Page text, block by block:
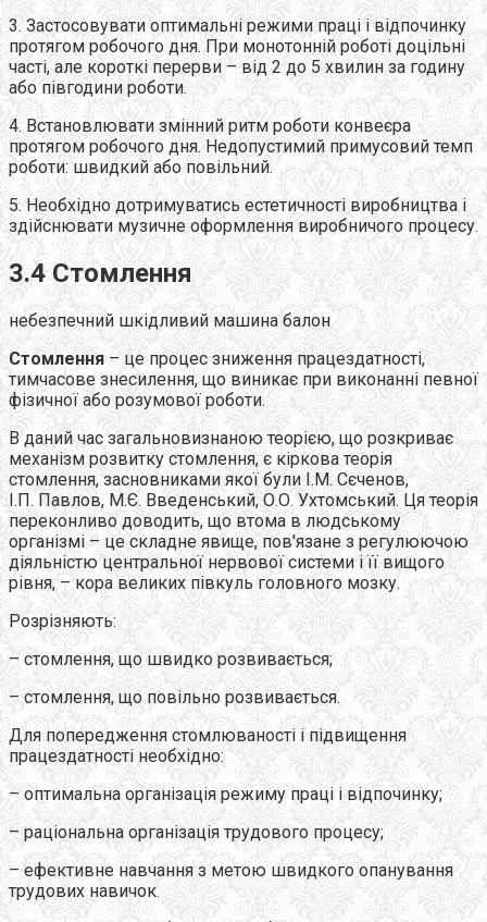
3. Застосовувати оптимальні режими праці і відпочинку
протягом робочого дня. При монотонній роботі доцільні
часті, але короткі перерви – від 2 до 5 хвилин за годину
або півгодини роботи.
4. Встановлювати змінний ритм роботи конвеєра
протягом робочого дня. Недопустимий примусовий темп
роботи: швидкий або повільний.
5. Необхідно дотримуватись естетичності виробництва і
здійснювати музичне оформлення виробничого процесу.
3.4 Стомлення
небезпечний шкідливий машина балон
Стомлення – це процес зниження працездатності,
тимчасове знесилення, що виникає при виконанні певної
фізичної або розумової роботи.
В даний час загальновизнаною теорією, що розкриває
механізм розвитку стомлення, є кіркова теорія
стомлення, засновниками якої були І.М. Сєченов,
І.П. Павлов, М.Є. Введенський, О.О. Ухтомський. Ця теорія
переконливо доводить, що втома в людському
організмі – це складне явище, пов'язане з регулюючою
діяльністю центральної нервової системи і її вищого
рівня, – кора великих півкуль головного мозку.
Розрізняють:
– стомлення, що швидко розвивається;
– стомлення, що повільно розвивається.
Для попередження стомлюваності і підвищення
працездатності необхідно:
– оптимальна організація режиму праці і відпочинку;
– раціональна організація трудового процесу;
– ефективне навчання з метою швидкого опанування
трудових навичок.